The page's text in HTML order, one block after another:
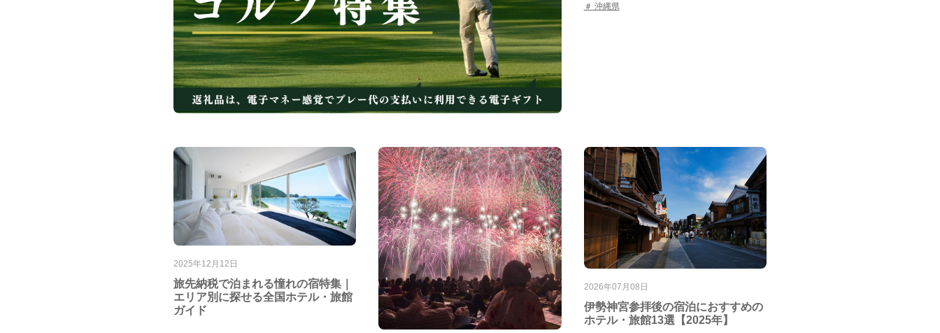
沖縄県
2025年12月12日
旅先納税で泊まれる憧れの宿特集｜
エリア別に探せる全国ホテル・旅館
ガイド
2026年07月08日
伊勢神宮参拝後の宿泊におすすめの
ホテル・旅館13選【2025年】